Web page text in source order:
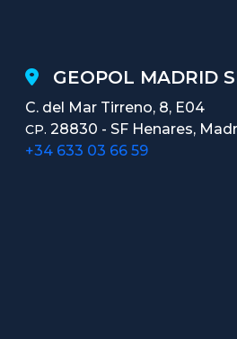
GEOPOL MADRID
C. del Mar Tirreno, 8, E04
CP. 28830 - SF Henares,
+34 633 03 66 59